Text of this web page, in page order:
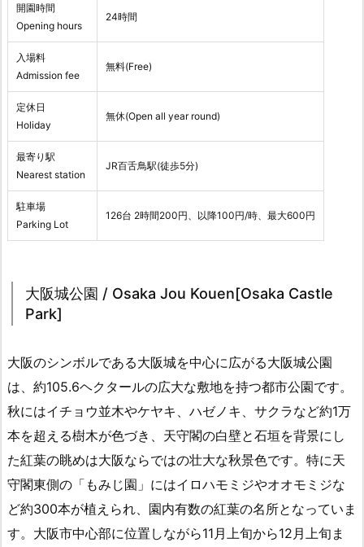
開園時間
Opening hours
24時間
入場料
Admission fee
無料(Free)
定休日
Holiday
無休(Open all year round)
最寄り駅
Nearest station
JR百舌鳥駅(徒歩5分)
駐車場
Parking Lot
126台 2時間200円、以降100円/時、最大600円
大阪城公園 / Osaka Jou Kouen[Osaka Castle
Park]
大阪のシンボルである大阪城を中心に広がる大阪城公園
は、約105.6ヘクタールの広大な敷地を持つ都市公園です。
秋にはイチョウ並木やケヤキ、ハゼノキ、サクラなど約1万
本を超える樹木が色づき、天守閣の白壁と石垣を背景にし
た紅葉の眺めは大阪ならではの壮大な秋景色です。特に天
守閣東側の「もみじ園」にはイロハモミジやオオモミジな
ど約300本が植えられ、園内有数の紅葉の名所となっていま
す。大阪市中心部に位置しながら11月上旬から12月上旬ま